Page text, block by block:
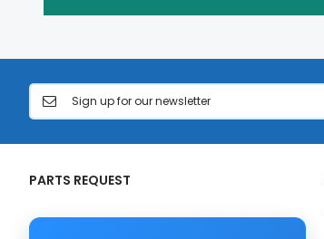
PARTS REQUEST